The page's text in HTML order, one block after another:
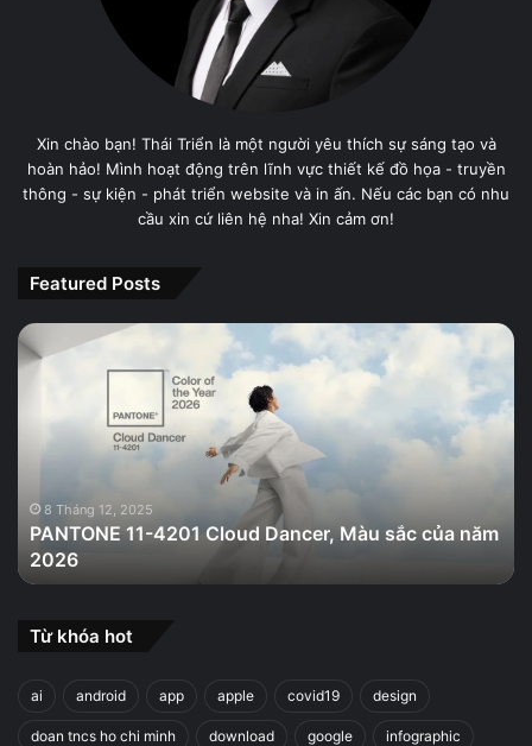
Xin chào bạn! Thái Triển là một người yêu thích sự sáng tạo và
hoàn hảo! Mình hoạt động trên lĩnh vực thiết kế đồ họa - truyền
thông - sự kiện - phát triển website và in ấn. Nếu các bạn có nhu
cầu xin cứ liên hệ nha! Xin cảm ơn!
Featured Posts
PANTONE
11-
Màu
của
năm
2026
8 Tháng 12, 2025
PANTONE 11-4201 Cloud Dancer, Màu sắc của năm
2026
Từ khóa hot
ai android app apple covid19 design
doan tncs ho chi minh download google infographic